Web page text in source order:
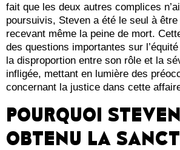
fait que les deux autres complices
poursuivis, Steven a été le seul à
recevant même la peine de mort.
des questions importantes sur
la disproportion entre son rôle et la
infligée, mettant en lumière des
concernant la justice dans cette
POURQUOI
OBTENU LA